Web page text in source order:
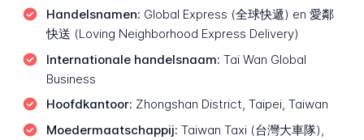
Handelsnamen: Global Express (全球快遞) en 愛鄰
快送 (Loving Neighborhood Express Delivery)
Internationale handelsnaam: Tai Wan Global
Business
Hoofdkantoor: Zhongshan District, Taipei, Taiwan
Moedermaatschappij: Taiwan Taxi (台灣大車隊),